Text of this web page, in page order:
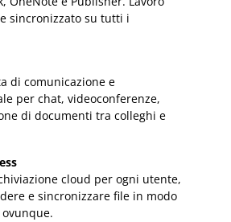
sincronizzato su tutti i
di comunicazione e
per chat, videoconferenze,
di documenti tra colleghi e
cloud per ogni utente,
e sincronizzare file in modo